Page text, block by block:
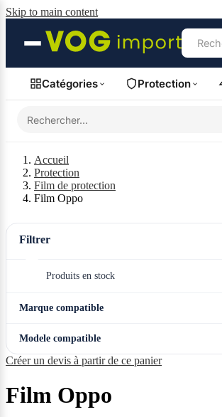
Skip to main content
Catégories Protection
Accueil
Protection
Film de protection
Film Oppo
Filtrer
Produits en stock
Marque compatible
Modele compatible
Créer un devis à partir de ce panier
Film Oppo